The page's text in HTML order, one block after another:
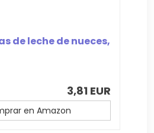
de leche de nueces,
3,81 EUR
en Amazon